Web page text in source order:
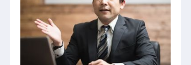
支配人候補